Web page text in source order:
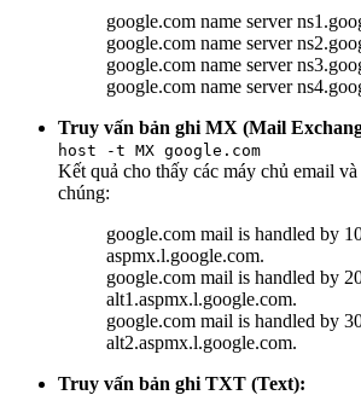
google.com name server
google.com name server
google.com name server
google.com name server
Truy vấn bản ghi MX (Mail
host -t MX google.com
Kết quả cho thấy các máy chủ email
chúng:
google.com mail is handled by
aspmx.l.google.com.
google.com mail is handled by
alt1.aspmx.l.google.com.
google.com mail is handled by
alt2.aspmx.l.google.com.
Truy vấn bản ghi TXT (Text):